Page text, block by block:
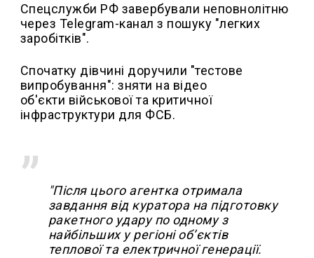
Спецслужби РФ завербували неповнолітню
через Telegram-канал з пошуку "легких
заробітків".
Спочатку дівчині доручили "тестове
випробування": зняти на відео
об'єкти військової та критичної
інфраструктури для ФСБ.
"Після цього агентка отримала
завдання від куратора на підготовку
ракетного удару по одному з
найбільших у регіоні об’єктів
теплової та електричної генерації.